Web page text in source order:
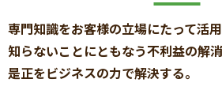
専門知識をお客様の立場にたって活用
知らないことにともなう不利益の解
是正をビジネスの力で解決する。